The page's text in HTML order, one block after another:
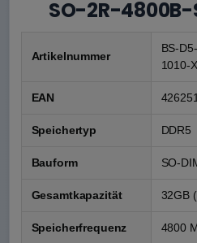
SO-2R-4800B-
Artikelnummer
BS-
1010-
EAN
Speichertyp DDR5
Bauform SO-
Gesamtkapazität 32GB
Speicherfrequenz 4800